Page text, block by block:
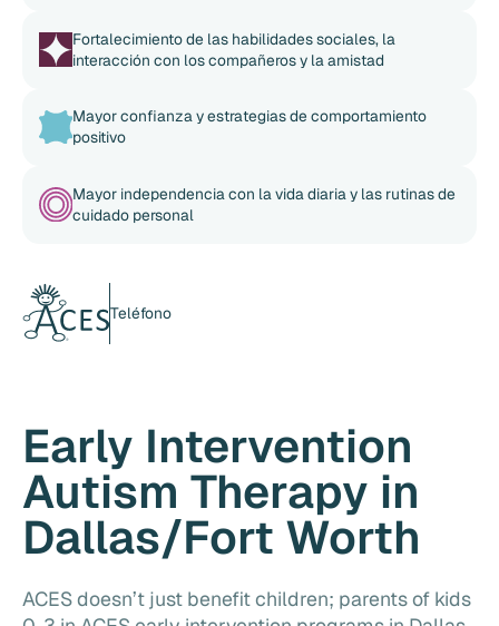
Fortalecimiento de las habilidades sociales, la
interacción con los compañeros y la amistad
Mayor confianza y estrategias de comportamiento
positivo
Mayor independencia con la vida diaria y las rutinas de
cuidado personal
Teléfono
Early Intervention
Autism Therapy in
Dallas/Fort Worth
ACES doesn’t just benefit children; parents of kids